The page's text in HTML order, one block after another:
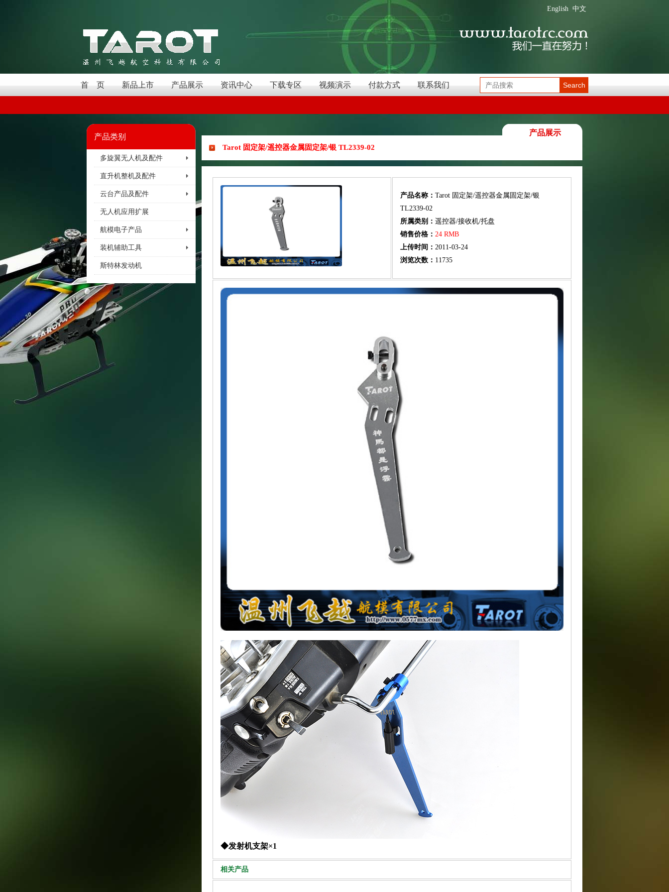
中文
English
首 页 新品上市 产品展示 资讯中心 下载专区 视频演示 付款方式 联系我们 Search
产品类别
多旋翼无人机及配件
直升机整机及配件
云台产品及配件
无人机应用扩展
航模电子产品
装机辅助工具
斯特林发动机
产品展示
Tarot 固定架/遥控器金属固定架/银 TL2339-02
产品名称： Tarot 固定架/遥控器金属固定架/银
TL2339-02
所属类别： 遥控器/接收机/托盘
销售价格： 24 RMB
上传时间： 2011-03-24
浏览次数： 11735
◆发射机支架×1
相关产品